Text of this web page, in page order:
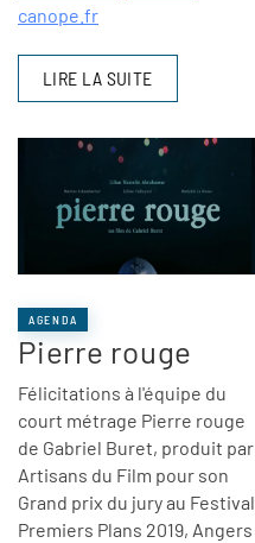
canope.fr
LIRE LA SUITE
AGENDA
Pierre rouge
Félicitations à l'équipe du
court métrage Pierre rouge
de Gabriel Buret, produit par
Artisans du Film pour son
Grand prix du jury au Festival
Premiers Plans 2019, Angers